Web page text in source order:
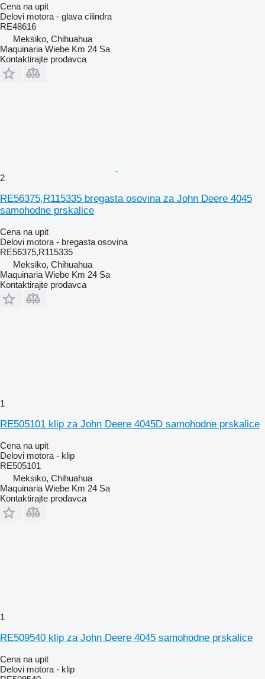
Cena na upit
Delovi motora - glava cilindra
RE48616
Meksiko, Chihuahua
Maquinaria Wiebe Km 24 Sa
Kontaktirajte prodavca
2
RE56375,R115335 bregasta osovina za John Deere 4045
samohodne prskalice
Cena na upit
Delovi motora - bregasta osovina
RE56375,R115335
Meksiko, Chihuahua
Maquinaria Wiebe Km 24 Sa
Kontaktirajte prodavca
1
RE505101 klip za John Deere 4045D samohodne prskalice
Cena na upit
Delovi motora - klip
RE505101
Meksiko, Chihuahua
Maquinaria Wiebe Km 24 Sa
Kontaktirajte prodavca
1
RE509540 klip za John Deere 4045 samohodne prskalice
Cena na upit
Delovi motora - klip